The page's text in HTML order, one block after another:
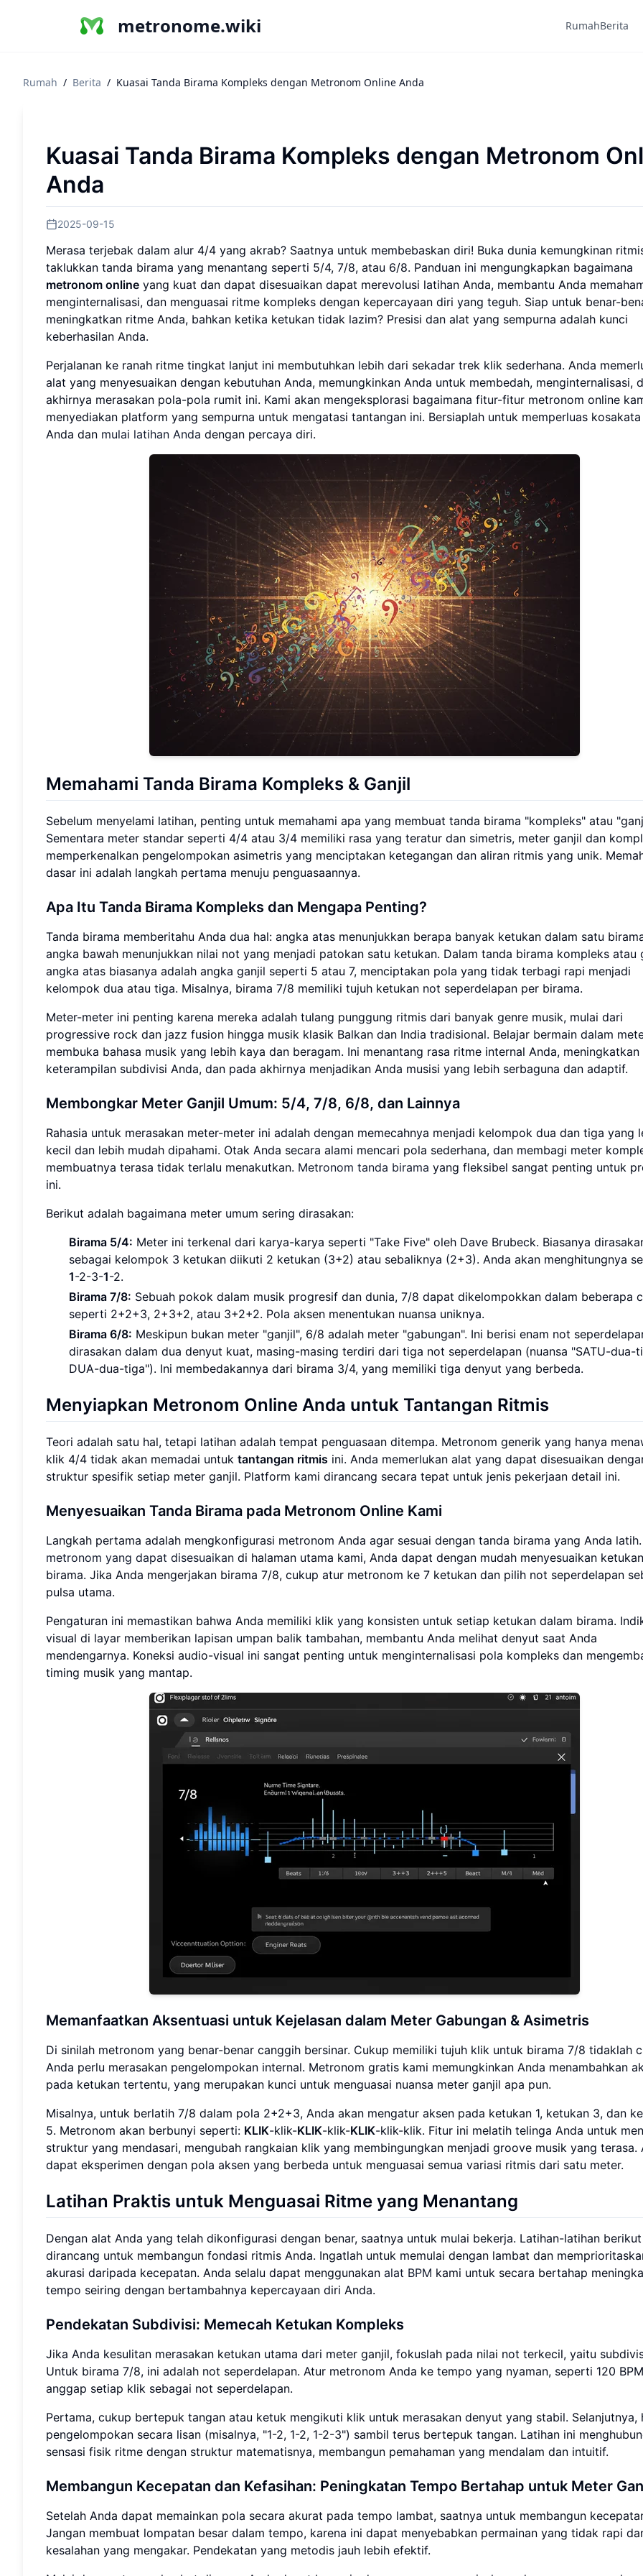
metronome.wiki RumahBerita
Rumah / Berita / Kuasai Tanda Birama Kompleks dengan Metronom Online Anda
Kuasai Tanda Birama Kompleks dengan Metronom
Anda
2025-09-15
Merasa terjebak dalam alur 4/4 yang akrab? Saatnya untuk membebaskan diri! Buka dunia kemungkinan
taklukkan tanda birama yang menantang seperti 5/4, 7/8, atau 6/8. Panduan ini mengungkapkan bagaimana
metronom online yang kuat dan dapat disesuaikan dapat merevolusi latihan Anda, membantu Anda
menginternalisasi, dan menguasai ritme kompleks dengan kepercayaan diri yang teguh. Siap untuk benar-
meningkatkan ritme Anda, bahkan ketika ketukan tidak lazim? Presisi dan alat yang sempurna adalah kunci
keberhasilan Anda.
Perjalanan ke ranah ritme tingkat lanjut ini membutuhkan lebih dari sekadar trek klik sederhana. Anda
alat yang menyesuaikan dengan kebutuhan Anda, memungkinkan Anda untuk membedah, menginternalisasi,
akhirnya merasakan pola-pola rumit ini. Kami akan mengeksplorasi bagaimana fitur-fitur metronom online
menyediakan platform yang sempurna untuk mengatasi tantangan ini. Bersiaplah untuk memperluas
Anda dan mulai latihan Anda dengan percaya diri.
Memahami Tanda Birama Kompleks & Ganjil
Sebelum menyelami latihan, penting untuk memahami apa yang membuat tanda birama "kompleks" atau
Sementara meter standar seperti 4/4 atau 3/4 memiliki rasa yang teratur dan simetris, meter ganjil dan
memperkenalkan pengelompokan asimetris yang menciptakan ketegangan dan aliran ritmis yang unik.
dasar ini adalah langkah pertama menuju penguasaannya.
Apa Itu Tanda Birama Kompleks dan Mengapa Penting?
Tanda birama memberitahu Anda dua hal: angka atas menunjukkan berapa banyak ketukan dalam satu
angka bawah menunjukkan nilai not yang menjadi patokan satu ketukan. Dalam tanda birama kompleks atau
angka atas biasanya adalah angka ganjil seperti 5 atau 7, menciptakan pola yang tidak terbagi rapi menjadi
kelompok dua atau tiga. Misalnya, birama 7/8 memiliki tujuh ketukan not seperdelapan per birama.
Meter-meter ini penting karena mereka adalah tulang punggung ritmis dari banyak genre musik, mulai dari
progressive rock dan jazz fusion hingga musik klasik Balkan dan India tradisional. Belajar bermain dalam
membuka bahasa musik yang lebih kaya dan beragam. Ini menantang rasa ritme internal Anda, meningkatkan
keterampilan subdivisi Anda, dan pada akhirnya menjadikan Anda musisi yang lebih serbaguna dan adaptif.
Membongkar Meter Ganjil Umum: 5/4, 7/8, 6/8, dan Lainnya
Rahasia untuk merasakan meter-meter ini adalah dengan memecahnya menjadi kelompok dua dan tiga yang
kecil dan lebih mudah dipahami. Otak Anda secara alami mencari pola sederhana, dan membagi meter
membuatnya terasa tidak terlalu menakutkan. Metronom tanda birama yang fleksibel sangat penting untuk
ini.
Berikut adalah bagaimana meter umum sering dirasakan:
Birama 5/4: Meter ini terkenal dari karya-karya seperti "Take Five" oleh Dave Brubeck. Biasanya
sebagai kelompok 3 ketukan diikuti 2 ketukan (3+2) atau sebaliknya (2+3). Anda akan menghitungnya
1-2-3-1-2.
Birama 7/8: Sebuah pokok dalam musik progresif dan dunia, 7/8 dapat dikelompokkan dalam beberapa
seperti 2+2+3, 2+3+2, atau 3+2+2. Pola aksen menentukan nuansa uniknya.
Birama 6/8: Meskipun bukan meter "ganjil", 6/8 adalah meter "gabungan". Ini berisi enam not
dirasakan dalam dua denyut kuat, masing-masing terdiri dari tiga not seperdelapan (nuansa "SATU-dua-
DUA-dua-tiga"). Ini membedakannya dari birama 3/4, yang memiliki tiga denyut yang berbeda.
Menyiapkan Metronom Online Anda untuk Tantangan Ritmis
Teori adalah satu hal, tetapi latihan adalah tempat penguasaan ditempa. Metronom generik yang hanya
klik 4/4 tidak akan memadai untuk tantangan ritmis ini. Anda memerlukan alat yang dapat disesuaikan
struktur spesifik setiap meter ganjil. Platform kami dirancang secara tepat untuk jenis pekerjaan detail ini.
Menyesuaikan Tanda Birama pada Metronom Online Kami
Langkah pertama adalah mengkonfigurasi metronom Anda agar sesuai dengan tanda birama yang Anda latih.
metronom yang dapat disesuaikan di halaman utama kami, Anda dapat dengan mudah menyesuaikan
birama. Jika Anda mengerjakan birama 7/8, cukup atur metronom ke 7 ketukan dan pilih not seperdelapan
pulsa utama.
Pengaturan ini memastikan bahwa Anda memiliki klik yang konsisten untuk setiap ketukan dalam birama.
visual di layar memberikan lapisan umpan balik tambahan, membantu Anda melihat denyut saat Anda
mendengarnya. Koneksi audio-visual ini sangat penting untuk menginternalisasi pola kompleks dan
timing musik yang mantap.
Memanfaatkan Aksentuasi untuk Kejelasan dalam Meter Gabungan & Asimetris
Di sinilah metronom yang benar-benar canggih bersinar. Cukup memiliki tujuh klik untuk birama 7/8 tidaklah
Anda perlu merasakan pengelompokan internal. Metronom gratis kami memungkinkan Anda menambahkan
pada ketukan tertentu, yang merupakan kunci untuk menguasai nuansa meter ganjil apa pun.
Misalnya, untuk berlatih 7/8 dalam pola 2+2+3, Anda akan mengatur aksen pada ketukan 1, ketukan 3, dan
5. Metronom akan berbunyi seperti: KLIK-klik-KLIK-klik-KLIK-klik-klik. Fitur ini melatih telinga Anda untuk
struktur yang mendasari, mengubah rangkaian klik yang membingungkan menjadi groove musik yang terasa.
dapat eksperimen dengan pola aksen yang berbeda untuk menguasai semua variasi ritmis dari satu meter.
Latihan Praktis untuk Menguasai Ritme yang Menantang
Dengan alat Anda yang telah dikonfigurasi dengan benar, saatnya untuk mulai bekerja. Latihan-latihan berikut
dirancang untuk membangun fondasi ritmis Anda. Ingatlah untuk memulai dengan lambat dan
akurasi daripada kecepatan. Anda selalu dapat menggunakan alat BPM kami untuk secara bertahap
tempo seiring dengan bertambahnya kepercayaan diri Anda.
Pendekatan Subdivisi: Memecah Ketukan Kompleks
Jika Anda kesulitan merasakan ketukan utama dari meter ganjil, fokuslah pada nilai not terkecil, yaitu
Untuk birama 7/8, ini adalah not seperdelapan. Atur metronom Anda ke tempo yang nyaman, seperti 120
anggap setiap klik sebagai not seperdelapan.
Pertama, cukup bertepuk tangan atau ketuk mengikuti klik untuk merasakan denyut yang stabil. Selanjutnya,
pengelompokan secara lisan (misalnya, "1-2, 1-2, 1-2-3") sambil terus bertepuk tangan. Latihan ini
sensasi fisik ritme dengan struktur matematisnya, membangun pemahaman yang mendalam dan intuitif.
Membangun Kecepatan dan Kefasihan: Peningkatan Tempo Bertahap untuk Meter
Setelah Anda dapat memainkan pola secara akurat pada tempo lambat, saatnya untuk membangun
Jangan membuat lompatan besar dalam tempo, karena ini dapat menyebabkan permainan yang tidak rapi
kesalahan yang mengakar. Pendekatan yang metodis jauh lebih efektif.